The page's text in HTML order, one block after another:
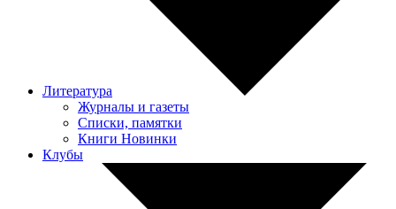
Литература
Журналы и газеты
Списки, памятки
Книги Новинки
Клубы